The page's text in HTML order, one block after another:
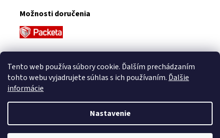
Tento web používa súbory cookie. Ďalším prechádzaním
tohto webu vyjadrujete súhlas s ich používaním. Ďalšie
informácie
Nastavenie
Možnosti doručenia